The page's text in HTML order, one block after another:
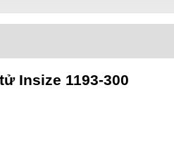
Insize 1193-300